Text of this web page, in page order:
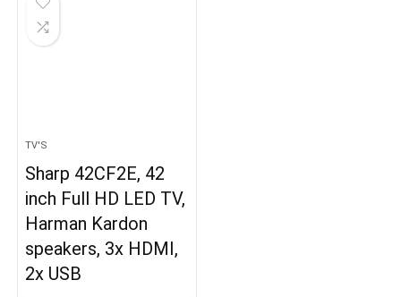
TV'S
Sharp 42CF2E, 42
inch Full HD LED TV,
Harman Kardon
speakers, 3x HDMI,
2x USB